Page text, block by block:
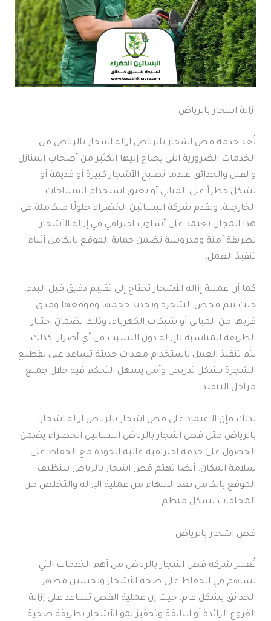
ازالة اشجار بالرياض
تُعد خدمة قص اشجار بالرياض ازالة اشجار بالرياض من
الخدمات الضرورية التي يحتاج إليها الكثير من أصحاب المنازل
والفلل والحدائق عندما تصبح الأشجار كبيرة أو قديمة أو
تشكل خطراً على المباني أو تعيق استخدام المساحات
الخارجية. وتقدم شركة البساتين الخضراء حلولًا متكاملة في
هذا المجال تعتمد على أسلوب احترافي في إزالة الأشجار
بطريقة آمنة ومدروسة تضمن حماية الموقع بالكامل أثناء
تنفيذ العمل.
كما أن عملية إزالة الأشجار تحتاج إلى تقييم دقيق قبل البدء،
حيث يتم فحص الشجرة وتحديد حجمها وموقعها ومدى
قربها من المباني أو شبكات الكهرباء، وذلك لضمان اختيار
الطريقة المناسبة للإزالة دون التسبب في أي أضرار. كذلك
يتم تنفيذ العمل باستخدام معدات حديثة تساعد على تقطيع
الشجرة بشكل تدريجي وآمن يسهل التحكم فيه خلال جميع
مراحل التنفيذ.
لذلك فإن الاعتماد على قص اشجار بالرياض ازالة اشجار
بالرياض مثل قص اشجار بالرياض البساتين الخضراء يضمن
الحصول على خدمة احترافية عالية الجودة مع الحفاظ على
سلامة المكان. أيضا تهتم قص اشجار بالرياض بتنظيف
الموقع بالكامل بعد الانتهاء من عملية الإزالة والتخلص من
المخلفات بشكل منظم.
قص اشجار بالرياض
تُعتبر شركة قص اشجار بالرياض من أهم الخدمات التي
تساهم في الحفاظ على صحة الأشجار وتحسين مظهر
الحدائق بشكل عام، حيث إن عملية القص تساعد على إزالة
الفروع الزائدة أو التالفة وتحفيز نمو الأشجار بطريقة صحية